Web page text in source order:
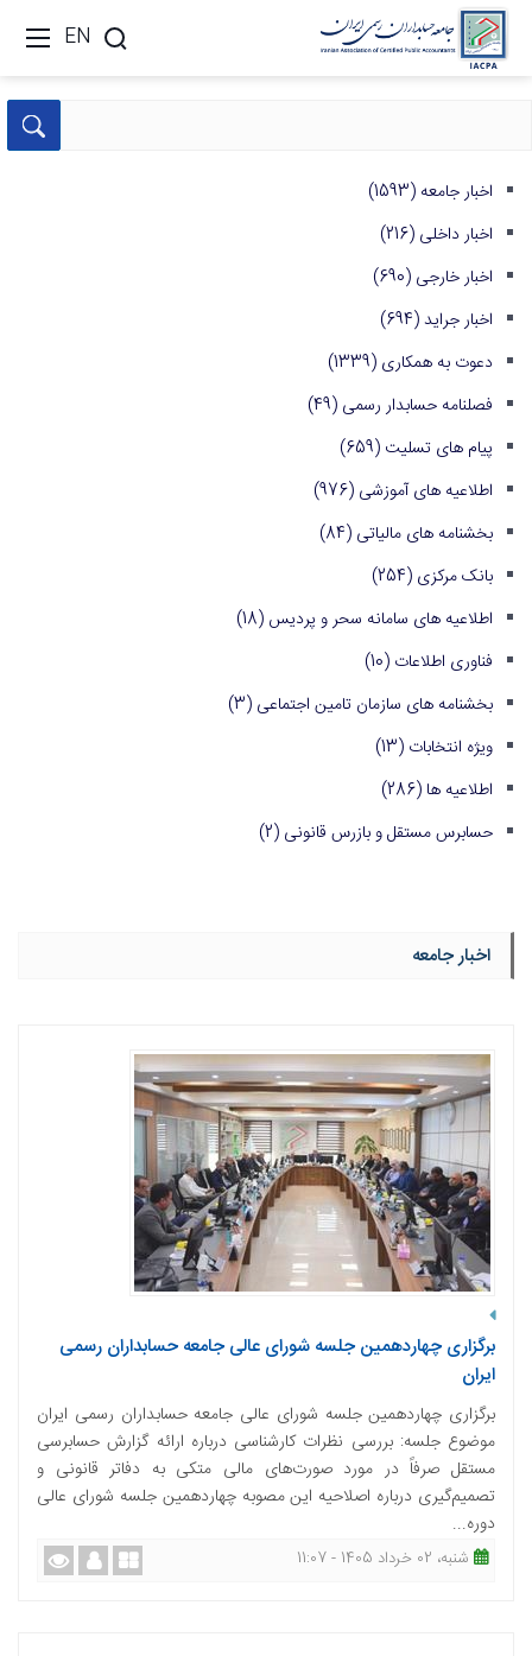
EN
اخبار جامعه (1593)
اخبار داخلی (216)
اخبار خارجی (690)
اخبار جراید(694)
دعوت به همکاری (1339)
فصلنامه حسابدار رسمی (49)
پیام های تسلیت (659)
اطلاعیه های آموزشی (976)
بخشنامه های مالیاتی (84)
بانک مرکزی (254)
اطلاعیه های سامانه سحر و پردیس (18)
فناوری اطلاعات (10)
بخشنامه های سازمان تامین اجتماعی (3)
ویژه انتخابات (13)
اطلاعیه ها (286)
حسابرس مستقل و بازرس قانونی (2)
اخبار جامعه
برگزاری چهاردهمین جلسه شورای عالی جامعه حسابداران رسمی
ایران
برگزاری چهاردهمین جلسه شورای عالی جامعه حسابداران رسمی ایران
موضوع جلسه: بررسی نظرات کارشناسی درباره ارائه گزارش حسابرسی
مستقل صرفاً در مورد صورت‌های مالی متکی به دفاتر قانونی و
تصمیم‌گیری درباره اصلاحیه این مصوبه چهاردهمین جلسه شورای عالی
دوره...
شنبه، 02 خرداد 1405 - 11:07